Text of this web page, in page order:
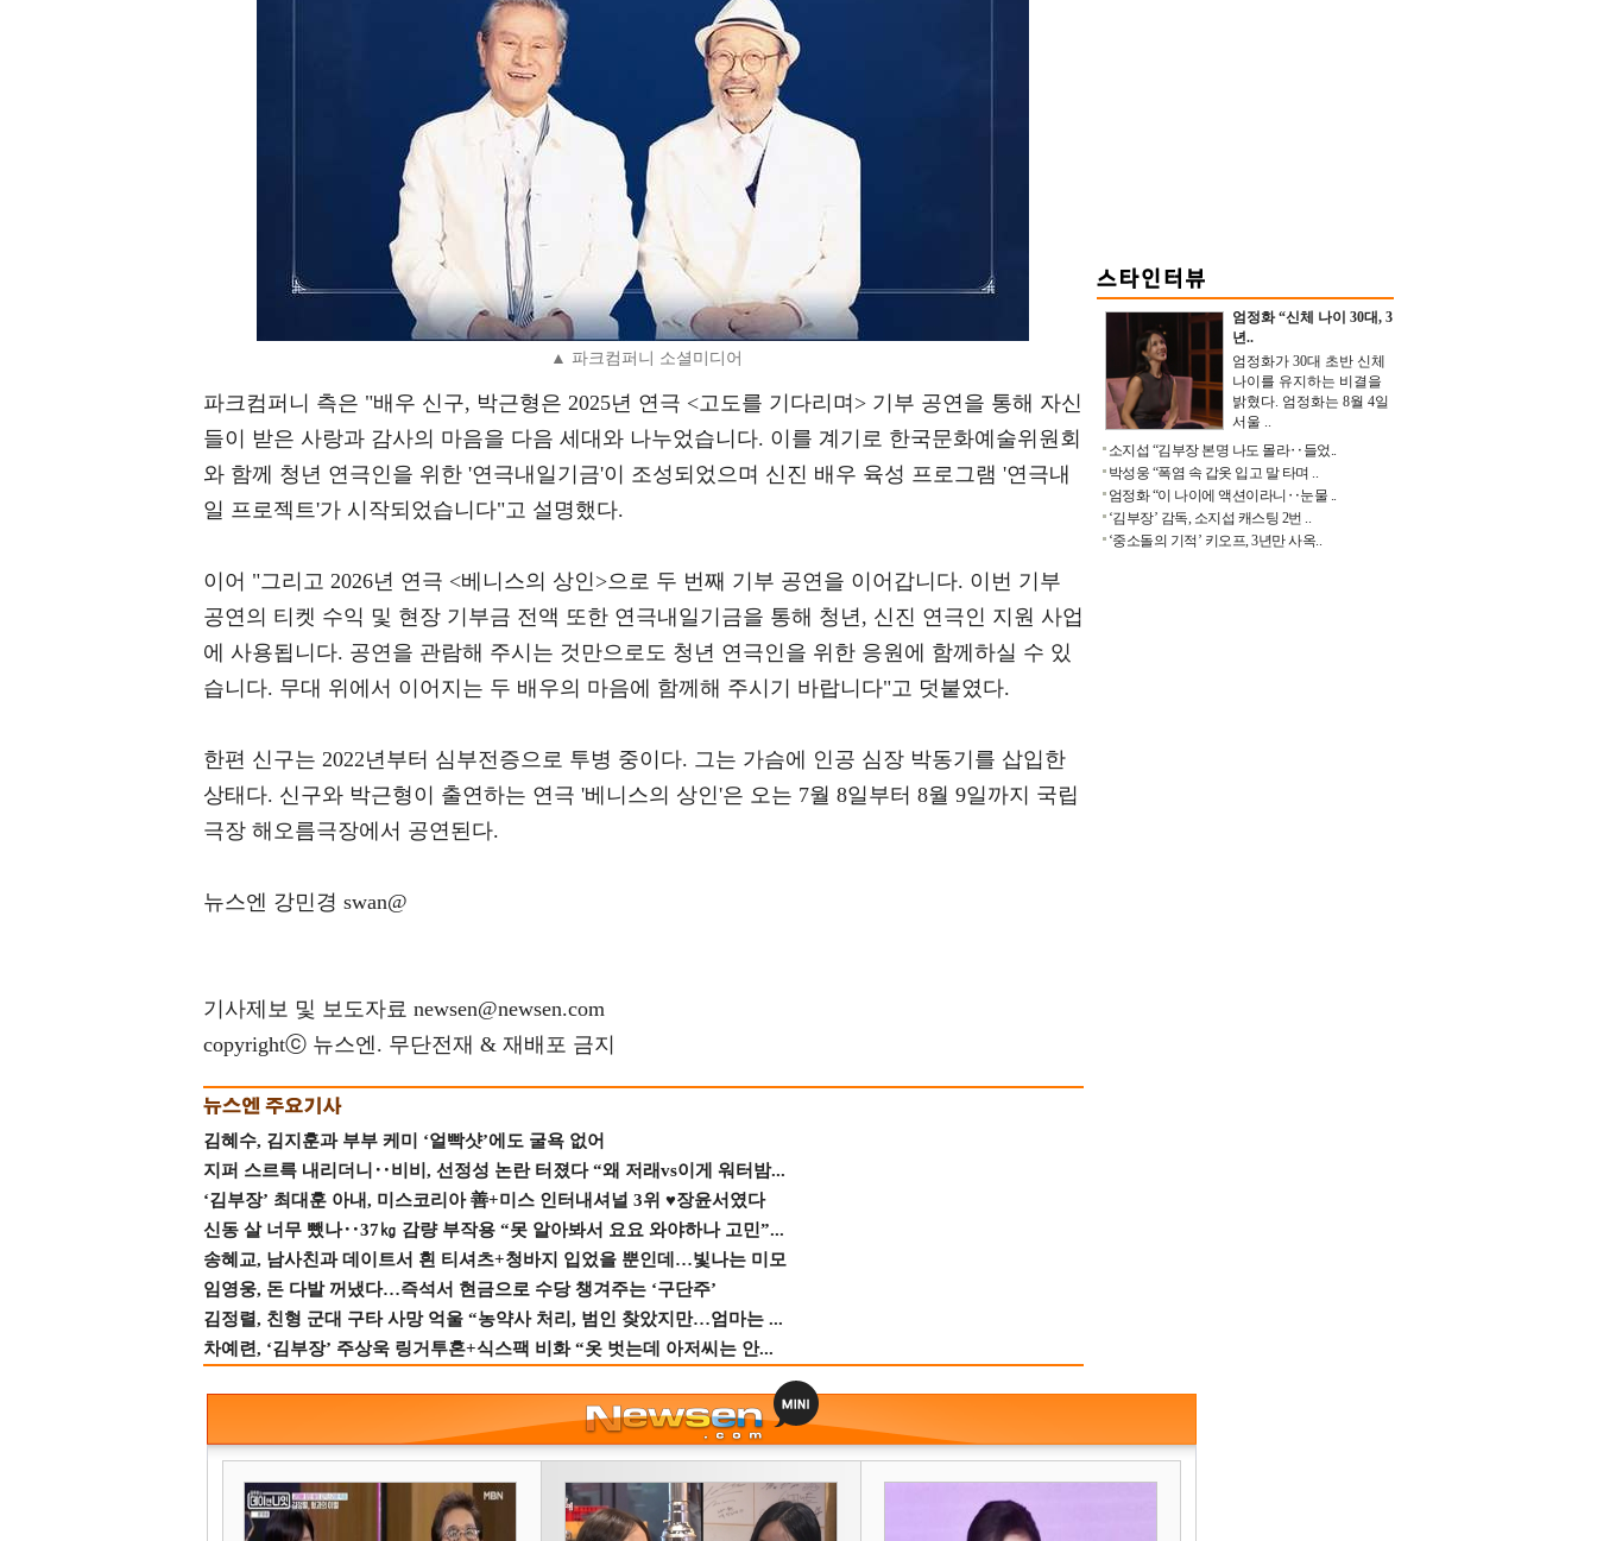
▲ 파크컴퍼니 소셜미디어
파크컴퍼니 측은 "배우 신구, 박근형은 2025년 연극 <고도를 기다리며> 기부 공연을 통해 자신
들이 받은 사랑과 감사의 마음을 다음 세대와 나누었습니다. 이를 계기로 한국문화예술위원회
와 함께 청년 연극인을 위한 '연극내일기금'이 조성되었으며 신진 배우 육성 프로그램 '연극내
일 프로젝트'가 시작되었습니다"고 설명했다.
이어 "그리고 2026년 연극 <베니스의 상인>으로 두 번째 기부 공연을 이어갑니다. 이번 기부
공연의 티켓 수익 및 현장 기부금 전액 또한 연극내일기금을 통해 청년, 신진 연극인 지원 사업
에 사용됩니다. 공연을 관람해 주시는 것만으로도 청년 연극인을 위한 응원에 함께하실 수 있
습니다. 무대 위에서 이어지는 두 배우의 마음에 함께해 주시기 바랍니다"고 덧붙였다.
한편 신구는 2022년부터 심부전증으로 투병 중이다. 그는 가슴에 인공 심장 박동기를 삽입한
상태다. 신구와 박근형이 출연하는 연극 '베니스의 상인'은 오는 7월 8일부터 8월 9일까지 국립
극장 해오름극장에서 공연된다.
뉴스엔 강민경 swan@
기사제보 및 보도자료 newsen@newsen.com
copyrightⓒ 뉴스엔. 무단전재 & 재배포 금지
김혜수, 김지훈과 부부 케미 ‘얼빡샷’에도 굴욕 없어
지퍼 스르륵 내리더니‥비비, 선정성 논란 터졌다 “왜 저래vs이게 워터밤...
‘김부장’ 최대훈 아내, 미스코리아 善+미스 인터내셔널 3위 ♥장윤서였다
신동 살 너무 뺐나‥37㎏ 감량 부작용 “못 알아봐서 요요 와야하나 고민”...
송혜교, 남사친과 데이트서 흰 티셔츠+청바지 입었을 뿐인데…빛나는 미모
임영웅, 돈 다발 꺼냈다…즉석서 현금으로 수당 챙겨주는 ‘구단주’
김정렬, 친형 군대 구타 사망 억울 “농약사 처리, 범인 찾았지만…엄마는 ...
차예련, ‘김부장’ 주상욱 링거투혼+식스팩 비화 “옷 벗는데 아저씨는 안...
엄정화 “신체 나이 30대, 3
년..
엄정화가 30대 초반 신체
나이를 유지하는 비결을
밝혔다. 엄정화는 8월 4일
서울 ..
소지섭 “김부장 본명 나도 몰라‥들었..
박성웅 “폭염 속 갑옷 입고 말 타며 ..
엄정화 “이 나이에 액션이라니‥눈물 ..
‘김부장’ 감독, 소지섭 캐스팅 2번 ..
‘중소돌의 기적’ 키오프, 3년만 사옥..